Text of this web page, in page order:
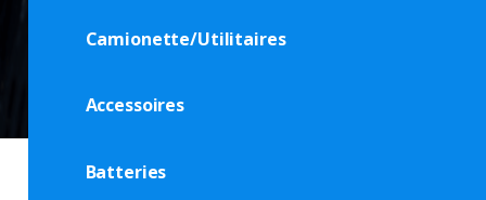
Camionette/Utilitaires
Accessoires
Batteries